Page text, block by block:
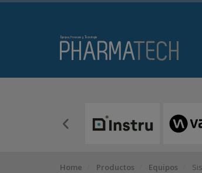
Home Productos Equipos